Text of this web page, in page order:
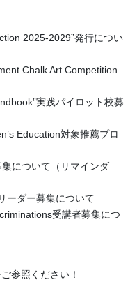
2025-2029”発行につい
Chalk Art Competition
実践パイロット校募
Education対象推薦プロ
について（リマインダ
ーダー募集について
受講者募集につ
参照ください！